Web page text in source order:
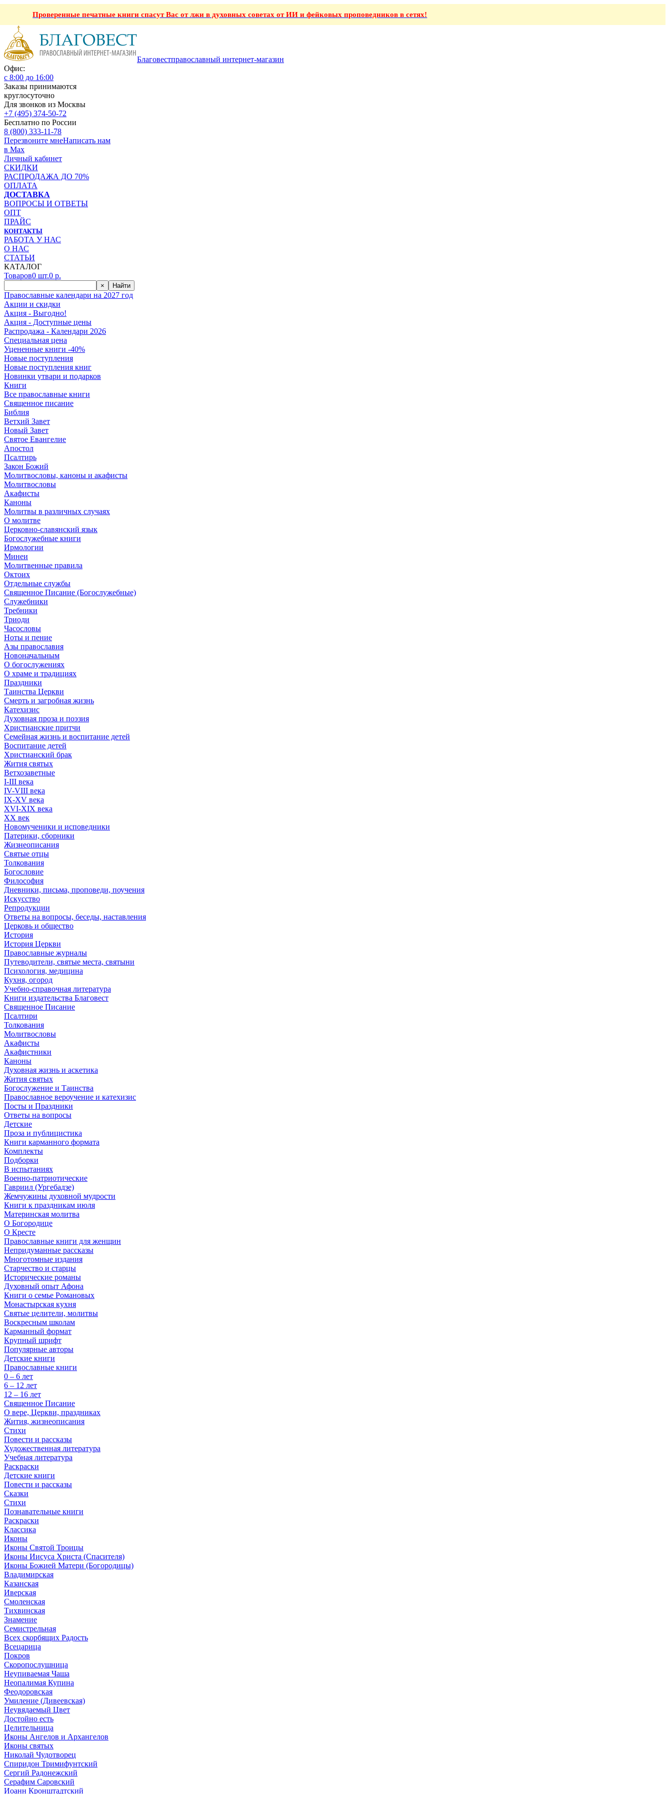
Проверенные печатные книги спасут Вас от лжи в духовных советах от ИИ и фейковых проповедников в сетях!
Благовестправославный интернет-магазин
Офис:
с 8:00 до 16:00
Заказы принимаются
круглосуточно
Для звонков из Москвы
+7 (495) 374-50-72
Бесплатно по России
8 (800) 333-11-78
Перезвоните мнеНаписать нам
в Max
Личный кабинет
СКИДКИ
РАСПРОДАЖА ДО 70%
ОПЛАТА
ДОСТАВКА
ВОПРОСЫ И ОТВЕТЫ
ОПТ
ПРАЙС
КОНТАКТЫ
РАБОТА У НАС
О НАС
СТАТЬИ
КАТАЛОГ
Товаров0 шт.0 р.
× Найти
Православные календари на 2027 год
Акции и скидки
Акция - Выгодно!
Акция - Доступные цены
Распродажа - Календари 2026
Специальная цена
Уцененные книги -40%
Новые поступления
Новые поступления книг
Новинки утвари и подарков
Книги
Все православные книги
Священное писание
Библия
Ветхий Завет
Новый Завет
Святое Евангелие
Апостол
Псалтирь
Закон Божий
Молитвословы, каноны и акафисты
Молитвословы
Акафисты
Каноны
Молитвы в различных случаях
О молитве
Церковно-славянский язык
Богослужебные книги
Ирмологии
Минеи
Молитвенные правила
Октоих
Отдельные службы
Священное Писание (Богослужебные)
Служебники
Требники
Триоди
Часословы
Ноты и пение
Азы православия
Новоначальным
О богослужениях
О храме и традициях
Праздники
Таинства Церкви
Смерть и загробная жизнь
Катехизис
Духовная проза и поэзия
Христианские притчи
Семейная жизнь и воспитание детей
Воспитание детей
Христианский брак
Жития святых
Ветхозаветные
I-III века
IV-VIII века
IX-XV века
XVI-XIX века
XX век
Новомученики и исповедники
Патерики, сборники
Жизнеописания
Святые отцы
Толкования
Богословие
Философия
Дневники, письма, проповеди, поучения
Искусство
Репродукции
Ответы на вопросы, беседы, наставления
Церковь и общество
История
История Церкви
Православные журналы
Путеводители, святые места, святыни
Психология, медицина
Кухня, огород
Учебно-справочная литература
Книги издательства Благовест
Священное Писание
Псалтири
Толкования
Молитвословы
Акафисты
Акафистники
Каноны
Духовная жизнь и аскетика
Жития святых
Богослужение и Таинства
Православное вероучение и катехизис
Посты и Праздники
Ответы на вопросы
Детские
Проза и публицистика
Книги карманного формата
Комплекты
Подборки
В испытаниях
Военно-патриотические
Гавриил (Ургебадзе)
Жемчужины духовной мудрости
Книги к праздникам июля
Материнская молитва
О Богородице
О Кресте
Православные книги для женщин
Непридуманные рассказы
Многотомные издания
Старчество и старцы
Исторические романы
Духовный опыт Афона
Книги о семье Романовых
Монастырская кухня
Святые целители, молитвы
Воскресным школам
Карманный формат
Крупный шрифт
Популярные авторы
Детские книги
Православные книги
0 – 6 лет
6 – 12 лет
12 – 16 лет
Священное Писание
О вере, Церкви, праздниках
Жития, жизнеописания
Стихи
Повести и рассказы
Художественная литература
Учебная литература
Раскраски
Детские книги
Повести и рассказы
Сказки
Стихи
Познавательные книги
Раскраски
Классика
Иконы
Иконы Святой Троицы
Иконы Иисуса Христа (Спасителя)
Иконы Божией Матери (Богородицы)
Владимирская
Казанская
Иверская
Смоленская
Тихвинская
Знамение
Семистрельная
Всех скорбящих Радость
Всецарица
Покров
Скоропослушница
Неупиваемая Чаша
Неопалимая Купина
Феодоровская
Умиление (Дивеевская)
Неувядаемый Цвет
Достойно есть
Целительница
Иконы Ангелов и Архангелов
Иконы святых
Николай Чудотворец
Спиридон Тримифунтский
Сергий Радонежский
Серафим Саровский
Иоанн Кронштадтский